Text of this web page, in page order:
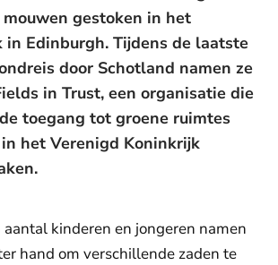
gestoken in het
in Edinburgh. Tijdens de laatste
door Schotland namen ze
in Trust, een organisatie die
toegang tot groene ruimtes
het Verenigd Koninkrijk
aantal kinderen en jongeren namen
hand om verschillende zaden te